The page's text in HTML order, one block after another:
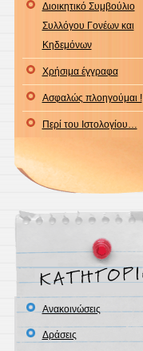
Διοικητικό Συμβούλιο
Συλλόγου Γονέων και
Κηδεμόνων
Χρήσιμα έγγραφα
Ασφαλώς πλοηγούμαι !
Περί του Ιστολογίου…
Ανακοινώσεις
Δράσεις